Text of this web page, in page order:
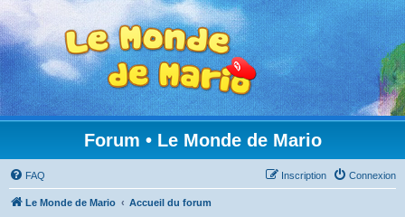
Forum • Le Monde de Mario
FAQ Connexion
Inscription
Le Monde de Mario Accueil du forum